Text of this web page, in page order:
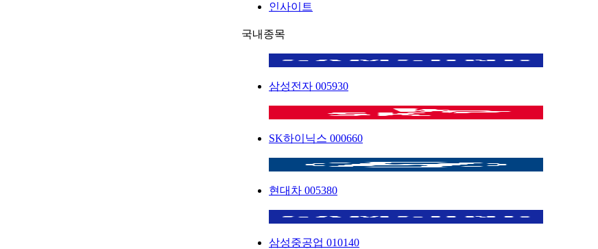
인사이트
국내종목
삼성전자 005930
SK하이닉스 000660
현대차 005380
삼성중공업 010140